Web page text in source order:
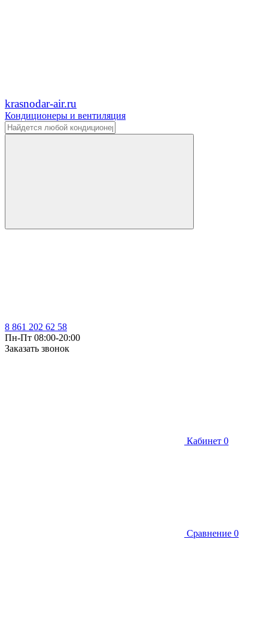
krasnodar-air.ru
Кондиционеры и вентиляция
8 861 202 62 58
Пн-Пт 08:00-20:00
Заказать звонок
Кабинет 0
Сравнение 0